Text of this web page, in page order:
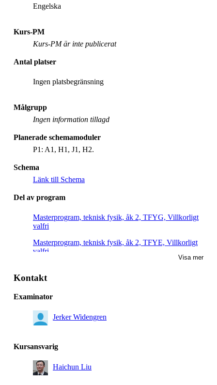
Engelska
Kurs-PM
Kurs-PM är inte publicerat
Antal platser
Ingen platsbegränsning
Målgrupp
Ingen information tillagd
Planerade schemamoduler
P1: A1, H1, J1, H2.
Schema
Länk till Schema
Del av program
Masterprogram, teknisk fysik, åk 2, TFYG, Villkorligt
valfri
Masterprogram, teknisk fysik, åk 2, TFYE, Villkorligt
valfri
valfri
Masterprogram, teknisk fysik, åk 2, TFYF, Valfri
Visa mer
Kontakt
Examinator
Jerker Widengren
Kursansvarig
Haichun Liu